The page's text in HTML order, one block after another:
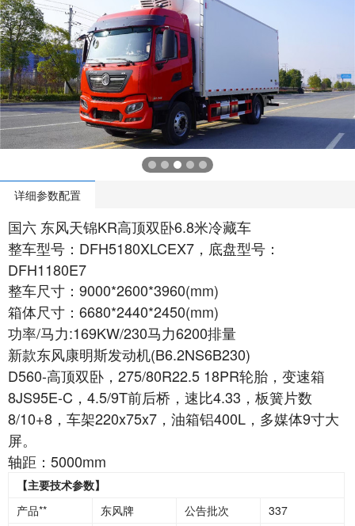
详细参数配置
国六 东风天锦KR高顶双卧6.8米冷藏车
整车型号：DFH5180XLCEX7，底盘型号：
DFH1180E7
整车尺寸：9000*2600*3960(mm)
箱体尺寸：6680*2440*2450(mm)
功率/马力:169KW/230马力6200排量
新款东风康明斯发动机(B6.2NS6B230)
D560-高顶双卧，275/80R22.5 18PR轮胎，变速箱
8JS95E-C，4.5/9T前后桥，速比4.33，板簧片数
8/10+8，车架220x75x7，油箱铝400L，多媒体9寸大
屏。
轴距：5000mm
【主要技术参数】
产品**
东风牌 公告批次 337